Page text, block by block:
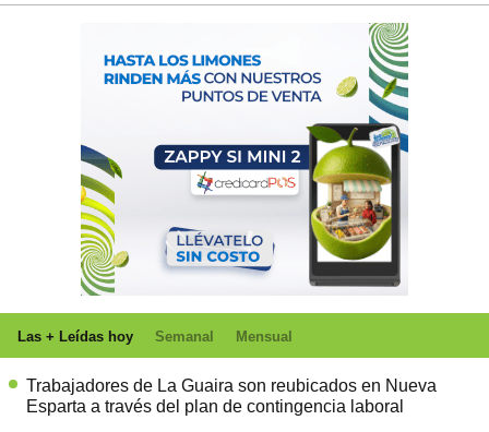
Las + Leídas hoy Semanal Mensual
Trabajadores de La Guaira son reubicados en Nueva
Esparta a través del plan de contingencia laboral